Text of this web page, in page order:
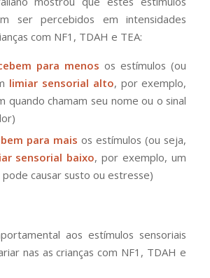
ser percebidos em intensidades
com NF1, TDAH e TEA:
para menosos estímulos (ou
limiar sensorial alto, por exemplo,
quando chamam seu nome ou o sinal
para maisos estímulos (ou seja,
sensorial baixo, por exemplo, um
causar susto ou estresse)
aos estímulos sensoriais
nas as crianças com NF1, TDAH e